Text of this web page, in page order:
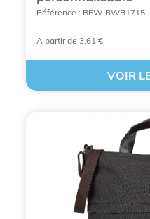
depuis plus de 25
promotionnels
Référence : BEW-BWB1715
À partir de 3,61 €
VOIR